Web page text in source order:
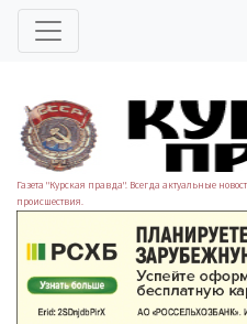
Газета "Курская правда". Всегда актуальные
происшествия.